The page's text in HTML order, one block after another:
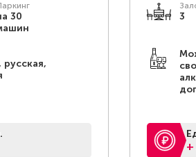
30
русская,
3